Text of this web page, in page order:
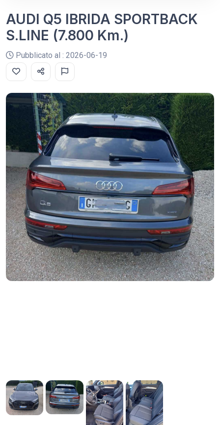
AUDI Q5 IBRIDA SPORTBACK
S.LINE (7.800 Km.)
Pubblicato al : 2026-06-19